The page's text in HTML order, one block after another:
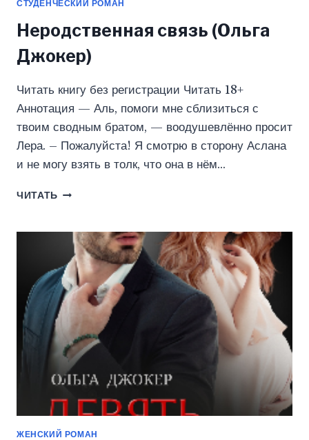
СТУДЕНЧЕСКИЙ РОМАН
Неродственная связь (Ольга
Джокер)
Читать книгу без регистрации Читать 18+
Аннотация — Аль, помоги мне сблизиться с
твоим сводным братом, — воодушевлённо просит
Лера. – Пожалуйста! Я смотрю в сторону Аслана
и не могу взять в толк, что она в нём…
ЧИТАТЬ НЕРОДСТВЕННАЯ
ДЖОКЕР)
ЖЕНСКИЙ РОМАН